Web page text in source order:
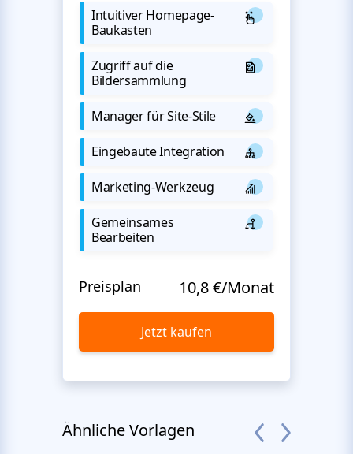
Intuitiver Homepage-
Baukasten
Zugriff auf die
Bildersammlung
Manager für Site-Stile
Eingebaute Integration
Marketing-Werkzeug
Gemeinsames
Bearbeiten
Preisplan 10,8 €/Monat
Jetzt kaufen
Ähnliche Vorlagen